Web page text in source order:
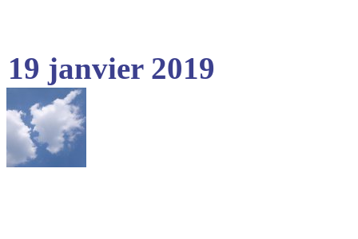
19 janvier 2019